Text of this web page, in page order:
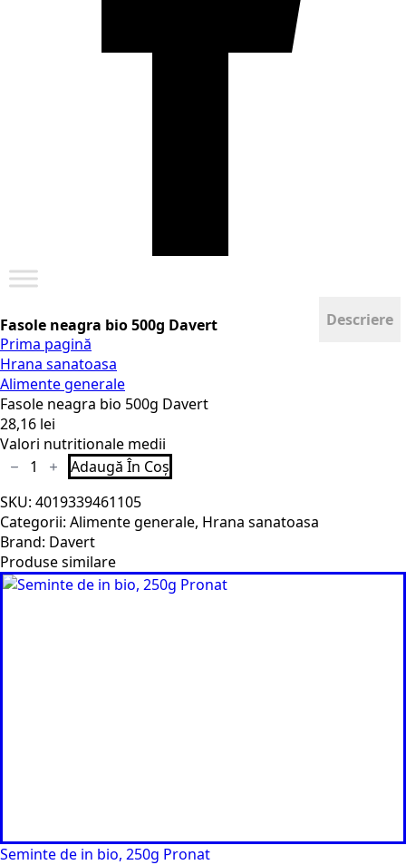
Fasole neagra bio 500g Davert
Prima pagină
Hrana sanatoasa
Alimente generale
Fasole neagra bio 500g Davert
28,16 lei
Valori nutritionale medii
Cantitate
Fasole
bio
500g
Davert
Adaugă În Coș
SKU: 4019339461105
Categorii: Alimente generale, Hrana sanatoasa
Brand: Davert
Descriere
Produse similare
Seminte de in bio, 250g Pronat